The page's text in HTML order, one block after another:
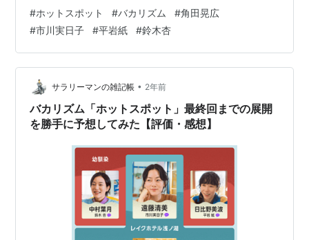
る。 一見さえない感じの50代のおじさんの角田が、宇宙
人ならではの怪力や跳力、嗅覚を使って、女３人の図々
しい頼みを聞いてしまうという設定も滑稽だけれど、宇
宙人であることを隠すために陥ることになる、困った状
況に笑ってしまう。前回は、濡れた服を着て屋外に出て
土気色の顔でぶるぶる震えていて、そのあまり…
#ホットスポット #バカリズム #角田晃広
#市川実日子 #平岩紙 #鈴木杏
サラリーマンの雑記帳 • 2年前
バカリズム「ホットスポット」最終回までの展開
を勝手に予想してみた【評価・感想】